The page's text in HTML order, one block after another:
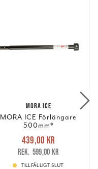
MORA ICE
MORA ICE Förlängare
500mm*
Nuvarande pris
439,00 krTidigare pris
599,00 kr
439,00 kr
599,00 kr
TILLFÄLLIGT SLUT